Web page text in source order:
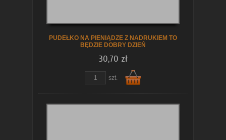
PUDEŁKO NA PIENIĄDZE Z NADRUKIEM TO
BĘDZIE DOBRY DZIEŃ
30,70 zł
szt.
zobacz szczegóły